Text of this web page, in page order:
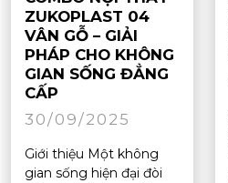
ZUKOPLAST 04
VÂN GỖ – GIẢI
PHÁP CHO KHÔNG
GIAN SỐNG ĐẲNG
CẤP
30/09/2025
Giới thiệu Một không
gian sống hiện đại đòi